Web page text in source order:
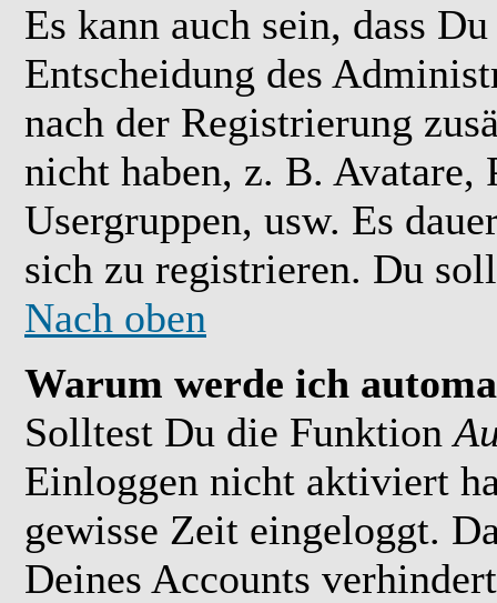
Es kann auch sein, dass
Entscheidung des
nach der Registrierung
nicht haben, z. B.
Usergruppen, usw. Es
sich zu registrieren. Du
Nach oben
Warum werde ich
Solltest Du die Funktion
Einloggen nicht aktiviert
gewisse Zeit eingeloggt.
Deines Accounts